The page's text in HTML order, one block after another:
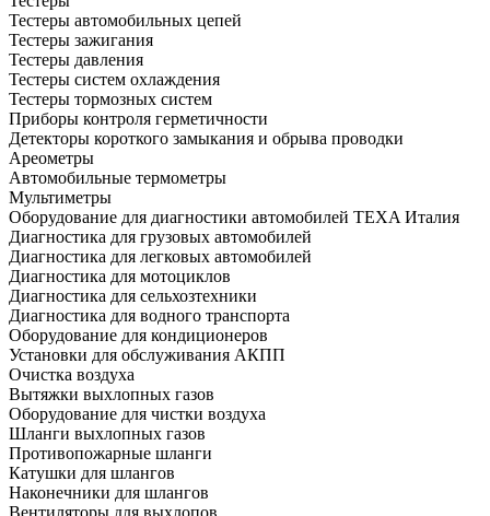
Тестеры автомобильных цепей
Тестеры зажигания
Тестеры давления
Тестеры систем охлаждения
Тестеры тормозных систем
Приборы контроля герметичности
Детекторы короткого замыкания и обрыва проводки
Ареометры
Автомобильные термометры
Мультиметры
Оборудование для диагностики автомобилей TEXA Италия
Диагностика для грузовых автомобилей
Диагностика для легковых автомобилей
Диагностика для мотоциклов
Диагностика для сельхозтехники
Диагностика для водного транспорта
Оборудование для кондиционеров
Установки для обслуживания АКПП
Очистка воздуха
Вытяжки выхлопных газов
Оборудование для чистки воздуха
Шланги выхлопных газов
Противопожарные шланги
Катушки для шлангов
Наконечники для шлангов
Вентиляторы для выхлопов